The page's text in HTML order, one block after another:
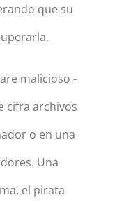
que su
malicioso -
cifra archivos
o en una
Una
el pirata